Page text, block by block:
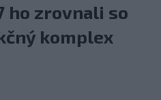
ho zrovnali so
komplex